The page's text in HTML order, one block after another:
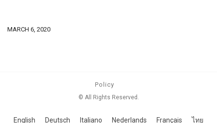
MARCH 6, 2020
Policy
© All Rights Reserved.
English Deutsch Italiano Nederlands Français ไทย